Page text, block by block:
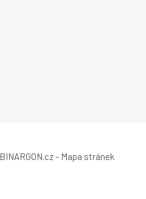
BINARGON.cz- Mapa stránek